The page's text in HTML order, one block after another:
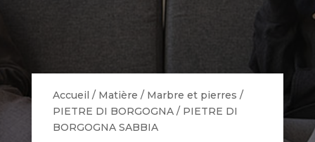
Accueil / Matière / Marbre et pierres /
PIETRE DI BORGOGNA/ PIETRE DI
BORGOGNA SABBIA